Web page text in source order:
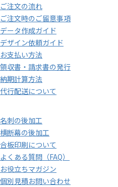
ご注文の流れ
ご注文時のご留意事項
データ作成ガイド
デザイン依頼ガイド
お支払い方法
領収書・請求書の発行
納期計算方法
代行配送について
名刺の後加工
横断幕の後加工
合板印刷について
よくある質問（FAQ）
お役立ちマガジン
個別見積お問い合わせ